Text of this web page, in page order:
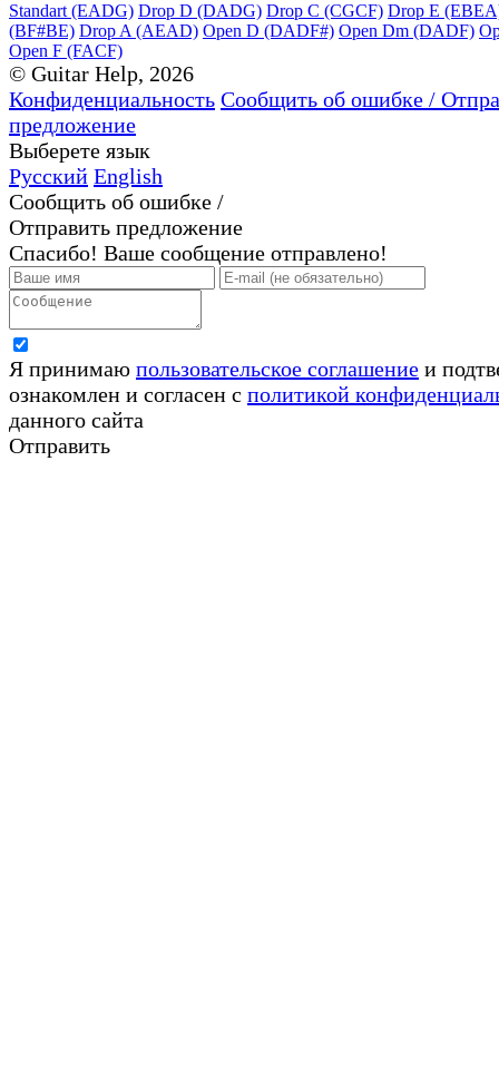
Standart (EADG) Drop D (DADG) Drop C (CGCF) Drop E
(BF#BE) Drop A (AEAD) Open D (DADF#) Open Dm (DADF)
Open F (FACF)
© Guitar Help, 2026
Конфиденциальность Сообщить об ошибке /
предложение
Выберете язык
Русский English
Сообщить об ошибке /
Отправить предложение
Спасибо! Ваше сообщение отправлено!
Я принимаю пользовательское соглашение и
ознакомлен и согласен с политикой
данного сайта
Отправить